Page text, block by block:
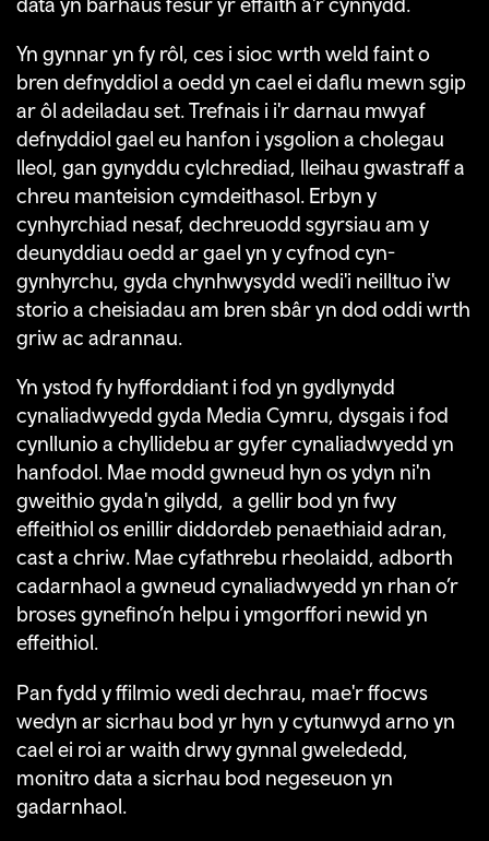
Yn gynnar yn fy rôl, ces i sioc wrth weld faint o
bren defnyddiol a oedd yn cael ei daflu mewn sgip
ar ôl adeiladau set. Trefnais i i'r darnau mwyaf
defnyddiol gael eu hanfon i ysgolion a cholegau
lleol, gan gynyddu cylchrediad, lleihau gwastraff a
chreu manteision cymdeithasol. Erbyn y
cynhyrchiad nesaf, dechreuodd sgyrsiau am y
deunyddiau oedd ar gael yn y cyfnod cyn-
gynhyrchu, gyda chynhwysydd wedi'i neilltuo i'w
storio a cheisiadau am bren sbâr yn dod oddi wrth
griw ac adrannau.
Yn ystod fy hyfforddiant i fod yn gydlynydd
cynaliadwyedd gyda Media Cymru, dysgais i fod
cynllunio a chyllidebu ar gyfer cynaliadwyedd yn
hanfodol. Mae modd gwneud hyn os ydyn ni'n
gweithio gyda'n gilydd, a gellir bod yn fwy
effeithiol os enillir diddordeb penaethiaid adran,
cast a chriw. Mae cyfathrebu rheolaidd, adborth
cadarnhaol a gwneud cynaliadwyedd yn rhan o’r
broses gynefino’n helpu i ymgorffori newid yn
effeithiol.
Pan fydd y ffilmio wedi dechrau, mae'r ffocws
wedyn ar sicrhau bod yr hyn y cytunwyd arno yn
cael ei roi ar waith drwy gynnal gwelededd,
monitro data a sicrhau bod negeseuon yn
gadarnhaol.